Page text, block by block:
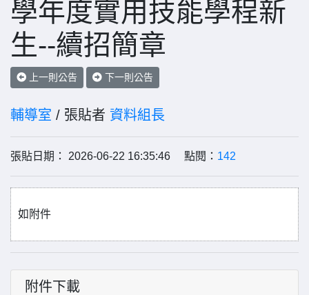
學年度實用技能學程新
生--續招簡章
上一則公告 下一則公告
輔導室 / 張貼者 資料組長
張貼日期： 2026-06-22 16:35:46 點閱： 142
如附件
附件下載